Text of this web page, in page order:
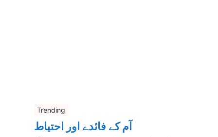
Trending
آم کے فائدے اور احتیاط